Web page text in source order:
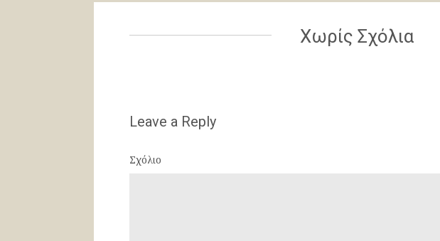
Χωρίς Σχόλια
Leave a Reply
Σχόλιο